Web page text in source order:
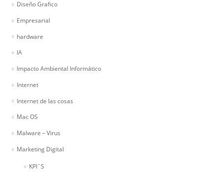
Diseño Grafico
Empresarial
hardware
IA
Impacto Ambiental Informático
Internet
Internet de las cosas
Mac OS
Malware – Virus
Marketing Digital
KPI´S